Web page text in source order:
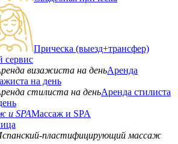
Прическа (выезд+трансфер)
сервис
Аренда
на день
Аренда стилиста
Массаж и SPA